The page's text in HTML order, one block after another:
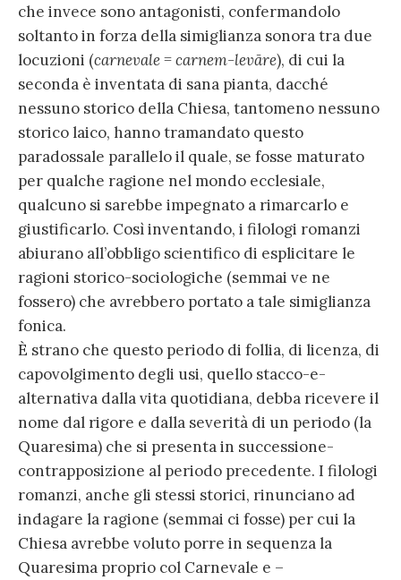
che invece sono antagonisti, confermandolo
soltanto in forza della simiglianza sonora tra due
locuzioni (carnevale=carnem-levāre), di cui la
seconda è inventata di sana pianta, dacché
nessuno storico della Chiesa, tantomeno nessuno
storico laico, hanno tramandato questo
paradossale parallelo il quale, se fosse maturato
per qualche ragione nel mondo ecclesiale,
qualcuno si sarebbe impegnato a rimarcarlo e
giustificarlo. Così inventando, i filologi romanzi
abiurano all’obbligo scientifico di esplicitare le
ragioni storico-sociologiche (semmai ve ne
fossero) che avrebbero portato a tale simiglianza
fonica.
È strano che questo periodo di follia, di licenza, di
capovolgimento degli usi, quello stacco-e-
alternativa dalla vita quotidiana, debba ricevere il
nome dal rigore e dalla severità di un periodo (la
Quaresima) che si presenta in successione-
contrapposizione al periodo precedente. I filologi
romanzi, anche gli stessi storici, rinunciano ad
indagare la ragione (semmai ci fosse) per cui la
Chiesa avrebbe voluto porre in sequenza la
Quaresima proprio col Carnevale e –